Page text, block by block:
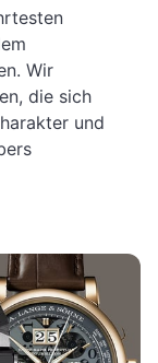
Wir
die sich
und